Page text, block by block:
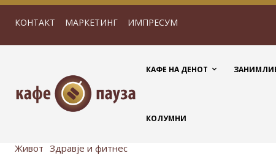
КОНТАКТ МАРКЕТИНГ ИМПРЕСУМ
КАФЕ НА ДЕНОТ
КОЛУМНИ
Живот Здравје и фитнес